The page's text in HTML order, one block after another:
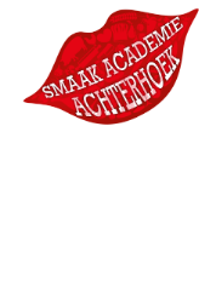
Ga naar de inhoud
Hoofdnavigatie